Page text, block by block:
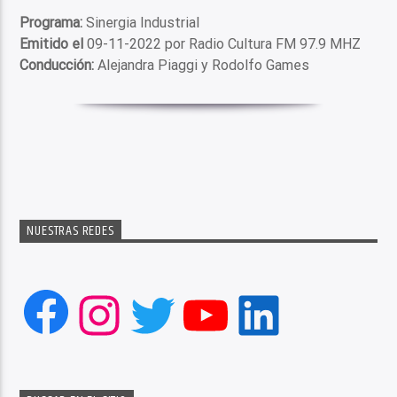
Programa: Sinergia Industrial
Emitido el 09-11-2022 por Radio Cultura FM 97.9 MHZ
Conducción: Alejandra Piaggi y Rodolfo Games
NUESTRAS REDES
Facebook
Instagram
Twitter
YouTube
LinkedIn